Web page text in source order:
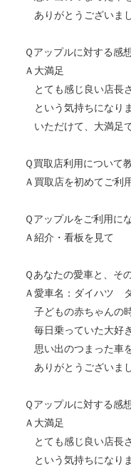
ありがとうございまし
Ｑアップルに対する感
Ａ大満足
とても感じ良い店長
という気持ちになり
いただけて、大満足
Ｑ買取店利用について
Ａ買取店を初めてご利
Ｑアップルをご利用に
Ａ紹介・看板を見て
Ｑあなたの愛車と、そ
Ａ愛車名：ダイハツ
子どもの赤ちゃんの
毎日乗っていた大好
思い出のつまった車
ありがとうございまし
Ｑアップルに対する感
Ａ大満足
とても感じ良い店長
という気持ちになり